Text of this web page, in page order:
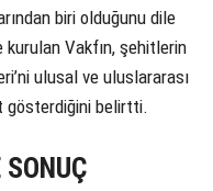
biri olduğunu dile
kurulan Vakfın, şehitlerin
ulusal ve uluslararası
gösterdiğini belirtti.